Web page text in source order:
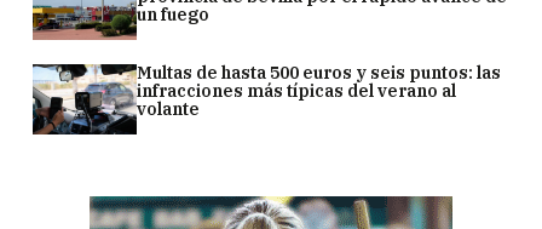
un fuego
Multas de hasta 500 euros y seis puntos: las
infracciones más típicas del verano al
volante